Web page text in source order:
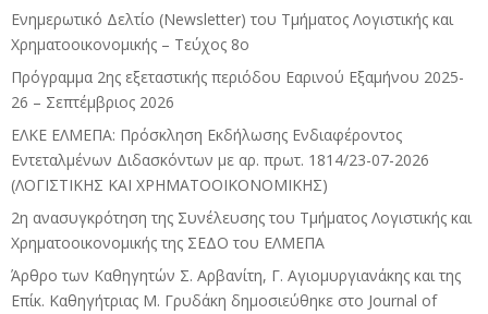
Ενημερωτικό Δελτίο (Newsletter) του Τμήματος Λογιστικής και
Χρηματοοικονομικής – Τεύχος 8ο
Πρόγραμμα 2ης εξεταστικής περιόδου Eαρινού Eξαμήνου 2025-
26 – Σεπτέμβριος 2026
ΕΛΚΕ ΕΛΜΕΠΑ: Πρόσκληση Εκδήλωσης Ενδιαφέροντος
Εντεταλμένων Διδασκόντων με αρ. πρωτ. 1814/23-07-2026
(ΛΟΓΙΣΤΙΚΗΣ ΚΑΙ ΧΡΗΜΑΤΟΟΙΚΟΝΟΜΙΚΗΣ)
2η ανασυγκρότηση της Συνέλευσης του Τμήματος Λογιστικής και
Χρηματοοικονομικής της ΣΕΔΟ του ΕΛΜΕΠΑ
Άρθρο των Καθηγητών Σ. Αρβανίτη, Γ. Αγιομυργιανάκης και της
Επίκ. Καθηγήτριας Μ. Γρυδάκη δημοσιεύθηκε στο Journal of